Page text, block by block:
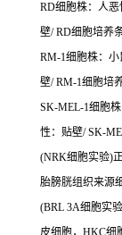
RD细胞株：人
壁/ RD细胞培养
RM-1细胞株：
壁/ RM-1细胞培
SK-MEL-1细胞
性：贴壁/ SK-
(NRK细胞实验)
胎膀胱组织来源
(BRL 3A细胞实
皮细胞，HKC细